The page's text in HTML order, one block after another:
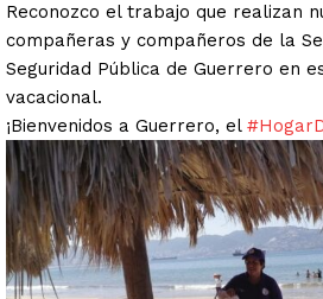
Reconozco el trabajo que realizan
compañeras y compañeros de la
Seguridad Pública de Guerrero en
vacacional.
¡Bienvenidos a Guerrero, el